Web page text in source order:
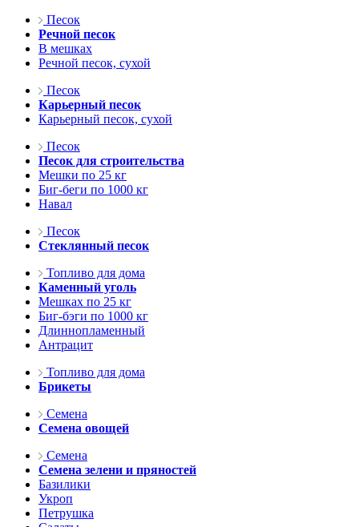
Песок
Речной песок
В мешках
Речной песок, сухой
Песок
Карьерный песок
Карьерный песок, сухой
Песок
Песок для строительства
Мешки по 25 кг
Биг-беги по 1000 кг
Навал
Песок
Стеклянный песок
Топливо для дома
Каменный уголь
Мешках по 25 кг
Биг-бэги по 1000 кг
Длиннопламенный
Антрацит
Топливо для дома
Брикеты
Семена
Семена овощей
Семена
Семена зелени и пряностей
Базилики
Укроп
Петрушка